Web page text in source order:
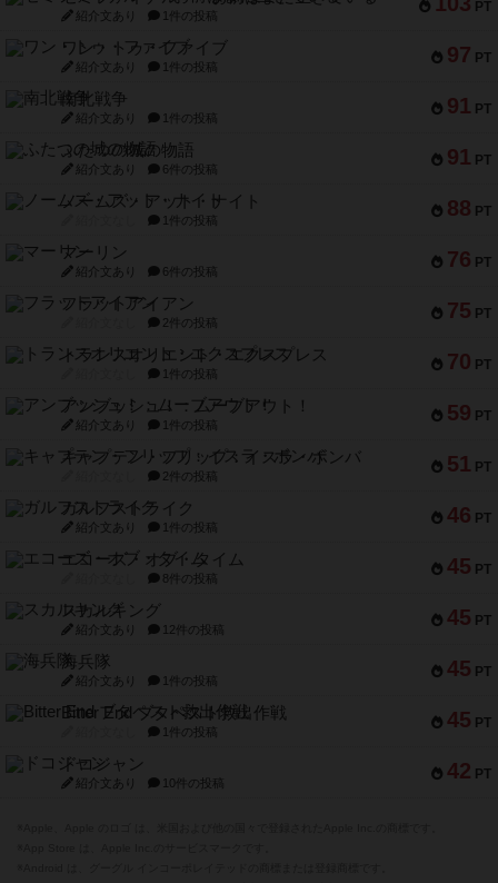
PT
紹介文あり 1件の投稿
97 PT
ワン・トゥ・ファイブ
紹介文あり 1件の投稿
91 PT
南北戦争
紹介文あり 1件の投稿
91 PT
ふたつの城の物語
紹介文あり 6件の投稿
88 PT
ノームズ・アット・ナイト
1件の投稿
76 PT
マーリン
紹介文あり 6件の投稿
75 PT
フラットアイアン
2件の投稿
70 PT
トランスオリエント・エクスプレス
1件の投稿
59 PT
アンブッシュ！：ムーブアウト！
紹介文あり 1件の投稿
51 PT
キャプテン・フリップ：イスラ・ボンバ
2件の投稿
46 PT
ガルフストライク
紹介文あり 1件の投稿
45 PT
エコーズ・オブ・タイム
8件の投稿
45 PT
スカルキング
紹介文あり 12件の投稿
45 PT
海兵隊
紹介文あり 1件の投稿
45 PT
Bitter End ブタペスト救出作戦
1件の投稿
42 PT
ドコジャン
紹介文あり 10件の投稿